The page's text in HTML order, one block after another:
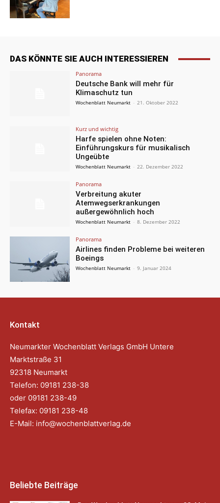
DAS KÖNNTE SIE AUCH INTERESSIEREN
Panorama
Deutsche Bank will mehr für
Klimaschutz tun
Wochenblatt Neumarkt - 21. Oktober 2022
Kurz und wichtig
Harfe spielen ohne Noten:
Einführungskurs für musikalisch
Ungeübte
Wochenblatt Neumarkt - 22. Dezember 2022
Panorama
Verbreitung akuter
Atemwegserkrankungen
außergewöhnlich hoch
Wochenblatt Neumarkt - 8. Dezember 2022
Panorama
Airlines finden Probleme bei weiteren
Boeings
Wochenblatt Neumarkt - 9. Januar 2024
Kontakt
Neumarkter Wochenblatt Verlags GmbH Untere
Marktstraße 31
92318 Neumarkt
Telefon: 09181 238-38
oder 09181 238-49
Telefax: 09181 238-48
E-Mail: info@wochenblattverlag.de
Beliebte Beiträge